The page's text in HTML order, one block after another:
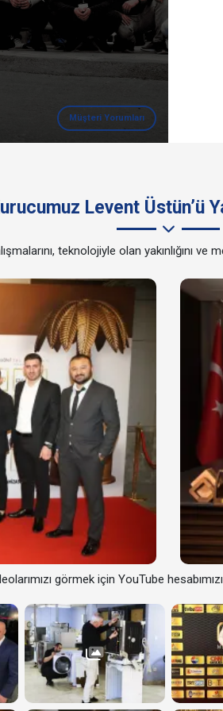
Müşteri Yorumları
Levent Üstün’ü
teknolojiyle olan yakınlığını
görmek için YouTube